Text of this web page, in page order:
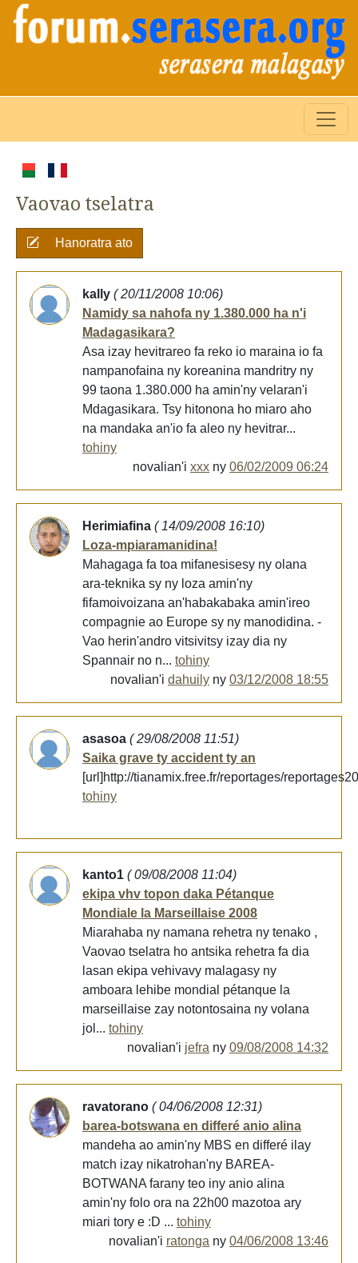
Vaovao tselatra
Hanoratra ato
kally ( 20/11/2008 10:06)
Namidy sa nahofa ny 1.380.000 ha n'i
Madagasikara?
Asa izay hevitrareo fa reko io maraina io fa
nampanofaina ny koreanina mandritry ny
99 taona 1.380.000 ha amin'ny velaran'i
Mdagasikara. Tsy hitonona ho miaro aho
na mandaka an'io fa aleo ny hevitrar...
tohiny
novalian'i xxx ny 06/02/2009 06:24
Herimiafina ( 14/09/2008 16:10)
Loza-mpiaramanidina!
Mahagaga fa toa mifanesisesy ny olana
ara-teknika sy ny loza amin'ny
fifamoivoizana an'habakabaka amin'ireo
compagnie ao Europe sy ny manodidina. -
Vao herin'andro vitsivitsy izay dia ny
Spannair no n... tohiny
novalian'i dahuily ny 03/12/2008 18:55
asasoa ( 29/08/2008 11:51)
Saika grave ty accident ty an
[url]http://tianamix.free.fr/reportages/
tohiny
kanto1 ( 09/08/2008 11:04)
ekipa vhv topon daka Pétanque
Mondiale la Marseillaise 2008
Miarahaba ny namana rehetra ny tenako ,
Vaovao tselatra ho antsika rehetra fa dia
lasan ekipa vehivavy malagasy ny
amboara lehibe mondial pétanque la
marseillaise zay notontosaina ny volana
jol... tohiny
novalian'i jefra ny 09/08/2008 14:32
ravatorano ( 04/06/2008 12:31)
barea-botswana en differé anio alina
mandeha ao amin'ny MBS en differé ilay
match izay nikatrohan'ny BAREA-
BOTWANA farany teo iny anio alina
amin'ny folo ora na 22h00 mazotoa ary
miari tory e :D ... tohiny
novalian'i ratonga ny 04/06/2008 13:46